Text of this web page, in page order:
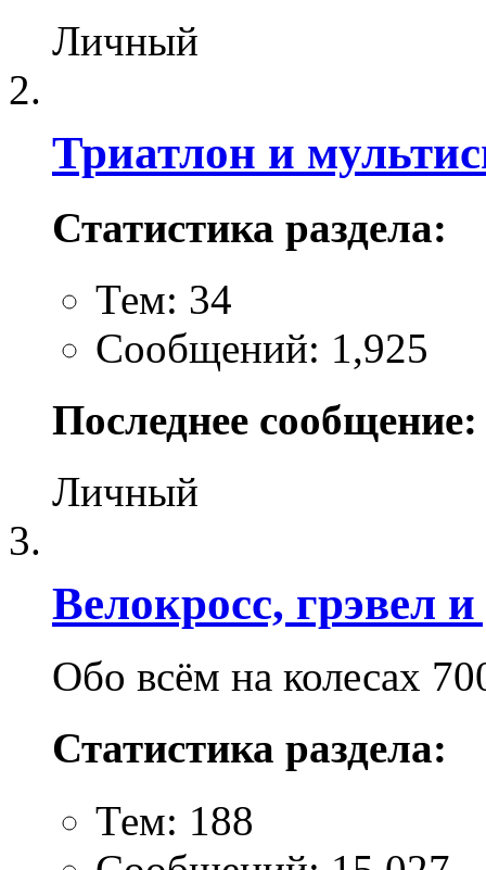
Личный
Триатлон и
Статистика раздела:
Тем: 34
Сообщений: 1,925
Последнее сообщение:
Личный
Велокросc, грэвел
Обо всём на колесах
Статистика раздела:
Тем: 188